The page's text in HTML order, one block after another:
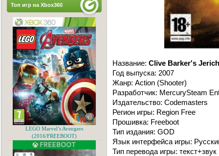
Название: Clive Barker's
Год выпуска: 2007
Жанр: Action (Shooter)
Разработчик: MercurySteam
Издательство: Codemasters
Регион игры: Region Free
Прошивка: Freeboot
Тип издания: GOD
Язык интерфейса игры:
Тип перевода игры: текст+звук
Топ игр на Xbox360
LEGO Marvel’s Avengers
(2016/FREEBOOT)